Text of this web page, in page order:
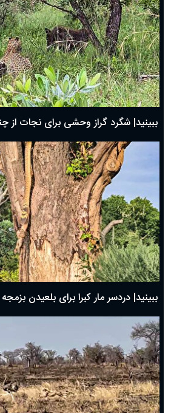
ببینید| شگرد گراز وحشی برای نجات از
ببینید| دردسر مار کبرا برای بلعیدن بزمجه